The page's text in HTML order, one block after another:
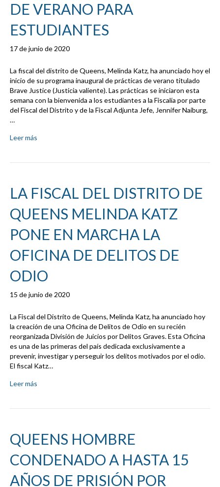
DE VERANO PARA
ESTUDIANTES
17 de junio de 2020
La fiscal del distrito de Queens, Melinda Katz, ha anunciado hoy el
inicio de su programa inaugural de prácticas de verano titulado
Brave Justice (Justicia valiente). Las prácticas se iniciaron esta
semana con la bienvenida a los estudiantes a la Fiscalía por parte
del Fiscal del Distrito y de la Fiscal Adjunta Jefe, Jennifer Naiburg,
…
Leer más
LA FISCAL DEL DISTRITO DE
QUEENS MELINDA KATZ
PONE EN MARCHA LA
OFICINA DE DELITOS DE
ODIO
15 de junio de 2020
La Fiscal del Distrito de Queens, Melinda Katz, ha anunciado hoy
la creación de una Oficina de Delitos de Odio en su recién
reorganizada División de Juicios por Delitos Graves. Esta Oficina
es una de las primeras del país dedicada exclusivamente a
prevenir, investigar y perseguir los delitos motivados por el odio.
El fiscal Katz…
Leer más
QUEENS HOMBRE
CONDENADO A HASTA 15
AÑOS DE PRISIÓN POR